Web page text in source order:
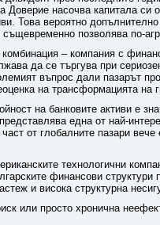
насочва капитала си
Това вероятно
същевременно позволява по-
– компания с
да се търгува при
въпрос дали пазарът
на трансформацията на
на банковите активи е
една от най-
от глобалните пазари вече
технологични
финансови
и висока структурна
или просто хронична